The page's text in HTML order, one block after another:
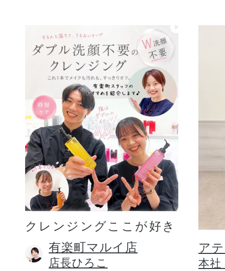
クレンジングここが好き
有楽町マルイ店
店長ひろこ
ア
本